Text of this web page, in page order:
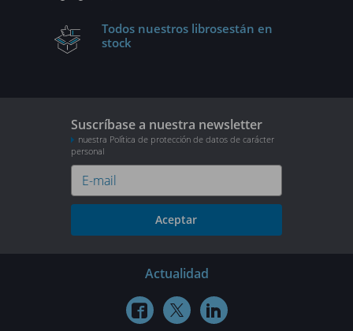
Todos nuestros librosestán en
stock
Suscríbase a nuestra newsletter
nuestra Política de protección de datos de carácter
personal
Aceptar
Actualidad
  